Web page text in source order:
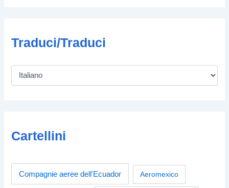
Traduci/Traduci
Cartellini
Compagnie aeree dell'Ecuador Aeromexico